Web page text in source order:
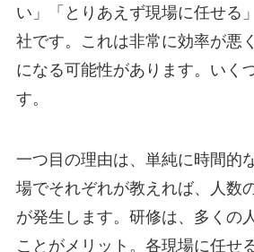
い」「とりあえず現場に任せる
社です。これは非常に効率が悪
になる可能性があります。いく
す。
一つ目の理由は、単純に時間的
場でそれぞれが教えれば、人数
が発生します。研修は、多くの
ことがメリット。各現場に任せ